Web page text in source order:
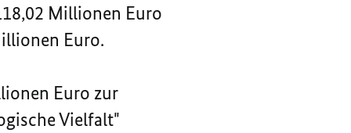
Millionen Euro
Euro.
Euro zur
Vielfalt"